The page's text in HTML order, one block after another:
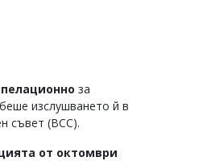
за
изслушването й в
съвет (ВСС).
от октомври